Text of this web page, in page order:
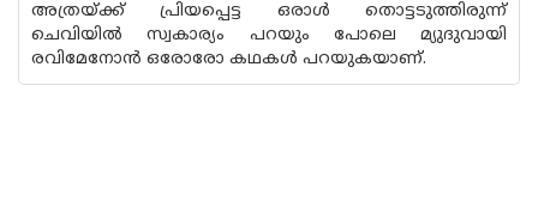
അത്രയ്ക്ക് പ്രിയപ്പെട്ട ഒരാള്‍ തൊട്ടടുത്തിരുന്ന്
ചെവിയില്‍ സ്വകാര്യം പറയും പോലെ മ്യുദുവായി
രവിമേനോന്‍ ഒരോരോ കഥകള്‍ പറയുകയാണ്.